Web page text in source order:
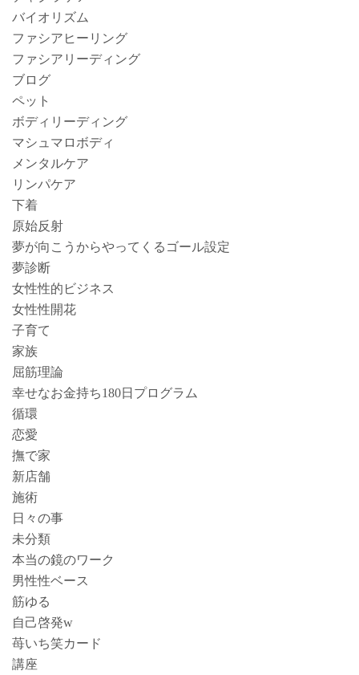
バイオリズム
ファシアヒーリング
ファシアリーディング
ブログ
ペット
ボディリーディング
マシュマロボディ
メンタルケア
リンパケア
下着
原始反射
夢が向こうからやってくるゴール設定
夢診断
女性性的ビジネス
女性性開花
子育て
家族
屈筋理論
幸せなお金持ち180日プログラム
循環
恋愛
撫で家
新店舗
施術
日々の事
未分類
本当の鏡のワーク
男性性ベース
筋ゆる
自己啓発w
苺いち笑カード
講座